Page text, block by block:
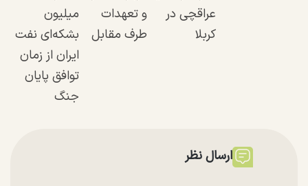
عراقچی در
کربلا
و تعهدات
طرف مقابل
میلیون
بشکه‌ای نفت
ایران از زمان
توافق پایان
جنگ
ارسال نظر